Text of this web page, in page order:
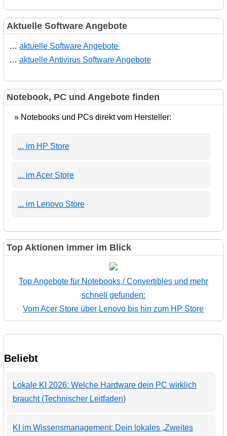
Aktuelle Software Angebote
… aktuelle Software Angebote
… aktuelle Antivirus Software Angebote
Notebook, PC und Angebote finden
» Notebooks und PCs direkt vom Hersteller:
... im HP Store
... im Acer Store
... im Lenovo Store
Top Aktionen immer im Blick
Top Angebote für Notebooks / Convertibles und mehr
schnell gefunden:
Vom Acer Store über Lenovo bis hin zum HP Store
Beliebt
Lokale KI 2026: Welche Hardware dein PC wirklich
braucht (Technischer Leitfaden)
KI im Wissensmanagement: Dein lokales „Zweites